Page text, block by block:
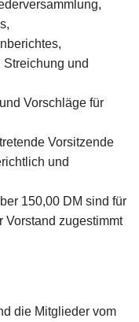
und
Vorschläge für
Vorsitzende
und
150,00 DM sind für
Vorstand zugestimmt
die Mitglieder vom